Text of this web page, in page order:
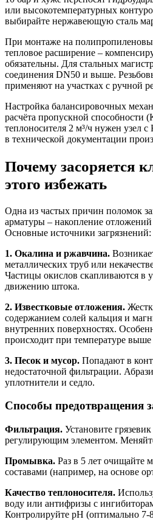
или высокотемпературных
выбирайте нержавеющую сталь
При монтаже на
тепловое расширение –
обязательны. Для стальных
соединения DN50 и выше.
применяют на участках с ручной
Настройка балансировочных
расчёта пропускной способности
теплоносителя 2 м³/ч нужен узел
в технической документации
Почему засоряется
этого избежать
Одна из частых причин поломок
арматуры – накопление
Основные источники загрязнений:
1. Окалина и ржавчина.
металлических труб или
Частицы окислов скапливаются в
движению штока.
2. Известковые отложения.
содержанием солей кальция и
внутренних поверхностях.
происходит при температуре выше
3. Песок и мусор. Попадают в
недостаточной фильтрации.
уплотнители и седло.
Способы предотвращения
Фильтрация. Установите
регулирующим элементом.
Промывка. Раз в 5 лет очищайте
составами (например, на основе
Качество теплоносителя.
воду или антифризы с
Контролируйте pH (оптимально 7-